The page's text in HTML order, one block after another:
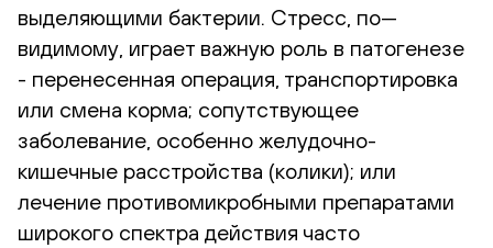
выделяющими бактерии. Стресс, по—
видимому, играет важную роль в патогенезе
- перенесенная операция, транспортировка
или смена корма; сопутствующее
заболевание, особенно желудочно-
кишечные расстройства (колики); или
лечение противомикробными препаратами
широкого спектра действия часто